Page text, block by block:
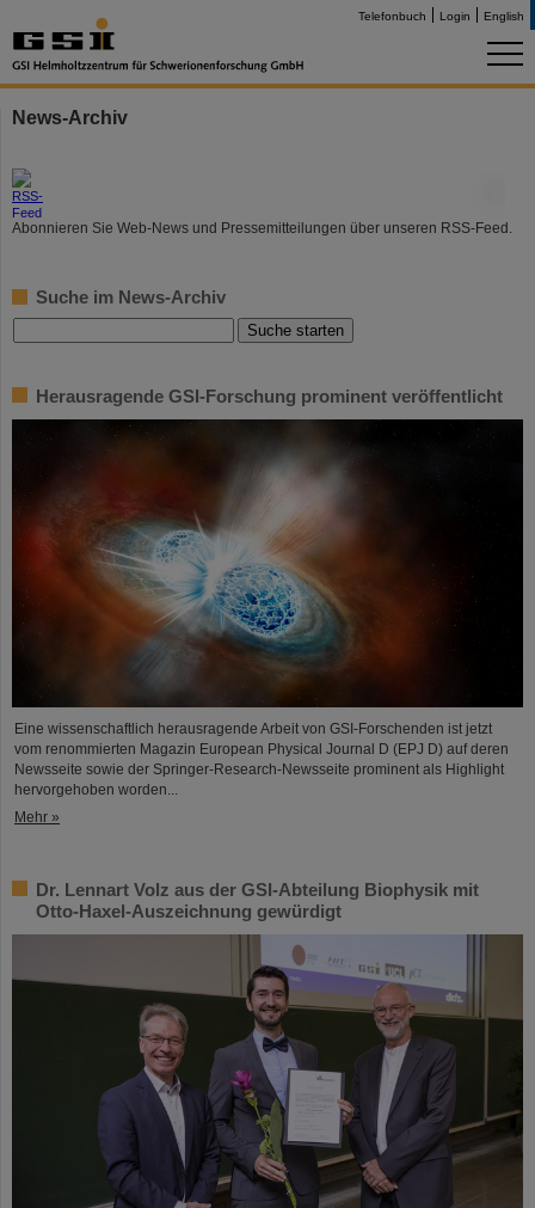
Telefonbuch Login English
News-Archiv
Abonnieren Sie Web-News und Pressemitteilungen über unseren RSS-Feed.
Suche im News-Archiv
Herausragende GSI-Forschung prominent veröffentlicht
Eine wissenschaftlich herausragende Arbeit von GSI-Forschenden ist jetzt
vom renommierten Magazin European Physical Journal D (EPJ D) auf deren
Newsseite sowie der Springer-Research-Newsseite prominent als Highlight
hervorgehoben worden...
Mehr »
Dr. Lennart Volz aus der GSI-Abteilung Biophysik mit
Otto-Haxel-Auszeichnung gewürdigt